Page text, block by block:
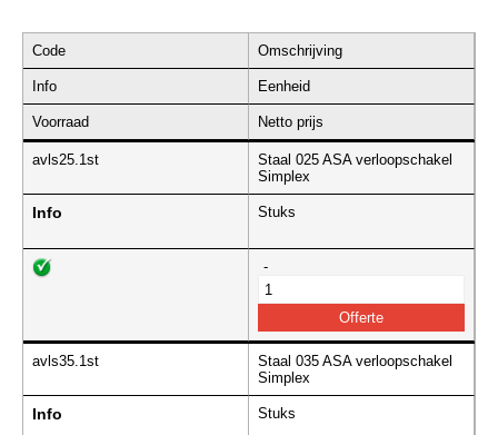
Code Omschrijving
Info Eenheid
Voorraad Netto prijs
avls25.1st
Staal 025 ASA verloopschakel
Simplex
Info Stuks
-
avls35.1st
Staal 035 ASA verloopschakel
Simplex
Info Stuks